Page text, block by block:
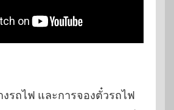
รถไฟ และการจองตั๋วรถไฟ